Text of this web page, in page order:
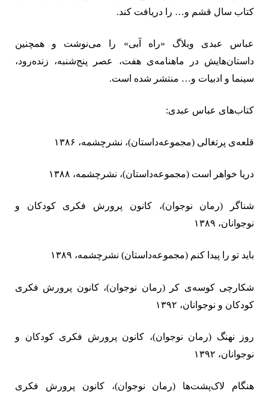
کتاب سال قشم و… را دریافت کند.
عباس عبدی وبلاگ «راه آبی» را می‌نوشت و همچنین
داستان‌هایش در ماهنامه‌ی هفت، عصر پنج‌شنبه، زنده‌رود،
سینما و ادبیات و… منتشر شده‌ است.
کتاب‌های عباس عبدی:
قلعه‌ی پرتغالی (مجموعه‌داستان)، نشرچشمه‏، ۱۳۸۶
دریا خواهر است (مجموعه‌داستان)، نشرچشمه‏، ۱۳۸۸
شناگر (رمان نوجوان)، کانون پرورش فکری کودکان و
نوجوانان، ‏ ۱۳۸۹
باید تو را پیدا کنم (مجموعه‌داستان) نشرچشمه‏، ۱۳۸۹
شکارچی کوسه‌ی کر (رمان نوجوان)، کانون پرورش فکری
کودکان و نوجوانان، ‏ ۱۳۹۲
روز نهنگ (رمان نوجوان)، کانون پرورش فکری کودکان و
نوجوانان، ۱۳۹۲
هنگام لاک‌پشت‌ها (رمان نوجوان)، کانون پرورش فکری